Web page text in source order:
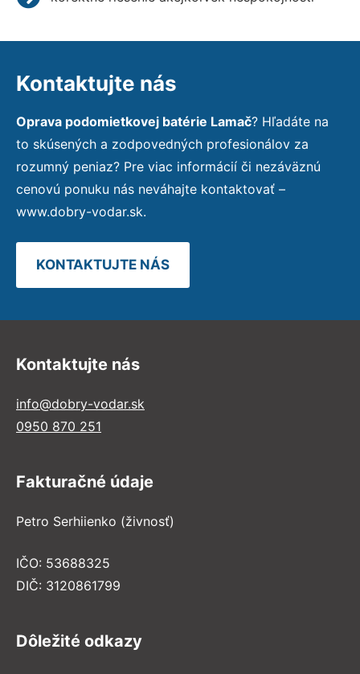
Kontaktujte nás
Oprava podomietkovej batérie Lamač? Hľadáte na
to skúsených a zodpovedných profesionálov za
rozumný peniaz? Pre viac informácií či nezáväznú
cenovú ponuku nás neváhajte kontaktovať –
www.dobry-vodar.sk.
KONTAKTUJTE NÁS
Kontaktujte nás
info@dobry-vodar.sk
0950 870 251
Fakturačné údaje
Petro Serhiienko (živnosť)
IČO: 53688325
DIČ: 3120861799
Dôležité odkazy